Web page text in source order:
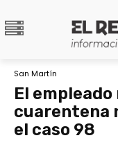
San Martín
El
cuarentena
el caso 98